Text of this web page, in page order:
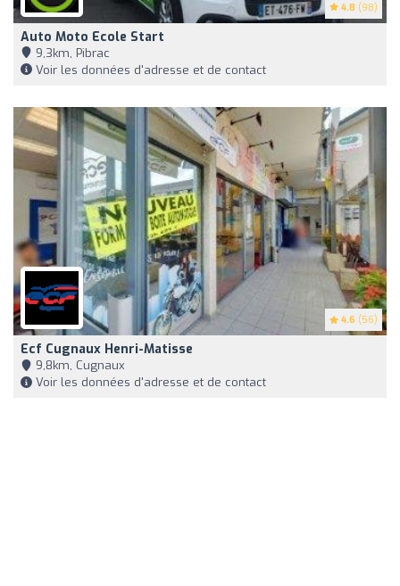
4.8 (98)
Auto Moto Ecole Start
9,3km, Pibrac
Voir les données d'adresse et de contact
4.6 (56)
Ecf Cugnaux Henri-Matisse
9,8km, Cugnaux
Voir les données d'adresse et de contact